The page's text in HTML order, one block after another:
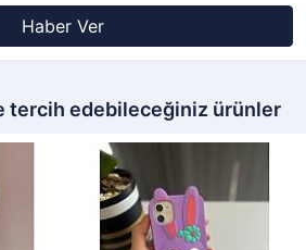
Haber Ver
tercih edebileceğiniz ürünler